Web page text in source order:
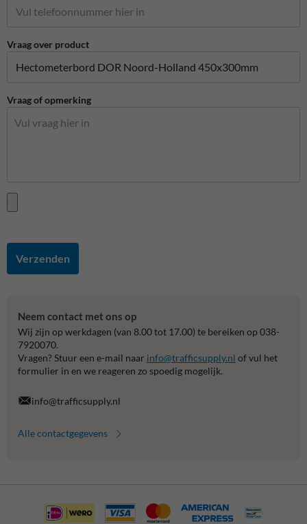
Vraag over product
Vraag of opmerking
Verzenden
Neem contact met ons op
Wij zijn op werkdagen (van 8.00 tot 17.00) te bereiken op 038-
7920070.
Vragen? Stuur een e-mail naar info@trafficsupply.nl of vul het
formulier in en we reageren zo spoedig mogelijk.
info@trafficsupply.nl
Alle contactgegevens